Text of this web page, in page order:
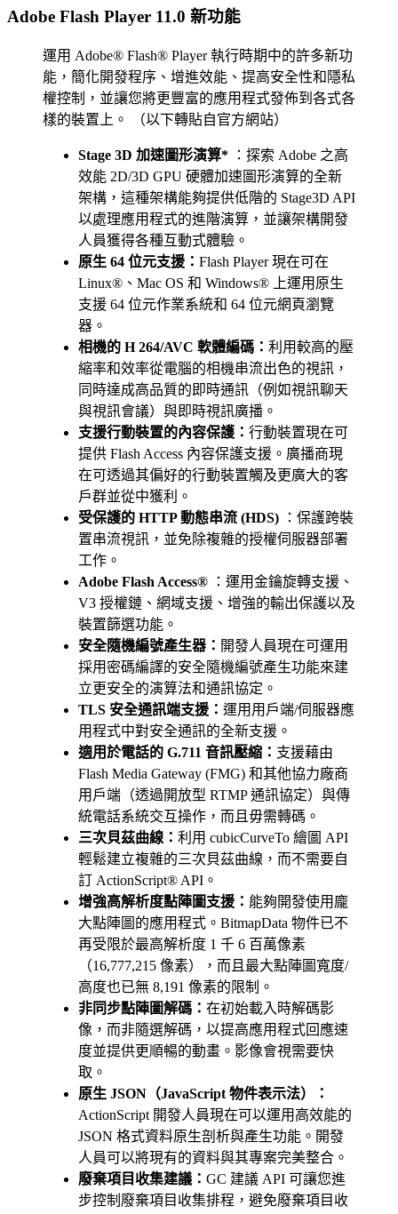
Adobe Flash Player 11.0 新功能
運用 Adobe® Flash® Player 執行時期中的許多新功
能，簡化開發程序、增進效能、提高安全性和隱私
權控制，並讓您將更豐富的應用程式發佈到各式各
樣的裝置上。 （以下轉貼自官方網站）
Stage 3D 加速圖形演算* ：探索 Adobe 之高
效能 2D/3D GPU 硬體加速圖形演算的全新
架構，這種架構能夠提供低階的 Stage3D API
以處理應用程式的進階演算，並讓架構開發
人員獲得各種互動式體驗。
原生 64 位元支援： Flash Player 現在可在
Linux®、Mac OS 和 Windows® 上運用原生
支援 64 位元作業系統和 64 位元網頁瀏覽
器。
相機的 H 264/AVC 軟體編碼： 利用較高的壓
縮率和效率從電腦的相機串流出色的視訊，
同時達成高品質的即時通訊（例如視訊聊天
與視訊會議）與即時視訊廣播。
支援行動裝置的內容保護： 行動裝置現在可
提供 Flash Access 內容保護支援。廣播商現
在可透過其偏好的行動裝置觸及更廣大的客
戶群並從中獲利。
受保護的 HTTP 動態串流 (HDS) ：保護跨裝
置串流視訊，並免除複雜的授權伺服器部署
工作。
Adobe Flash Access® ：運用金鑰旋轉支援、
V3 授權鏈、網域支援、增強的輸出保護以及
裝置篩選功能。
安全隨機編號產生器： 開發人員現在可運用
採用密碼編譯的安全隨機編號產生功能來建
立更安全的演算法和通訊協定。
TLS 安全通訊端支援： 運用用戶端/伺服器應
用程式中對安全通訊的全新支援。
適用於電話的 G.711 音訊壓縮： 支援藉由
Flash Media Gateway (FMG) 和其他協力廠商
用戶端（透過開放型 RTMP 通訊協定）與傳
統電話系統交互操作，而且毋需轉碼。
三次貝茲曲線： 利用 cubicCurveTo 繪圖 API
輕鬆建立複雜的三次貝茲曲線，而不需要自
訂 ActionScript® API。
增強高解析度點陣圖支援： 能夠開發使用龐
大點陣圖的應用程式。BitmapData 物件已不
再受限於最高解析度 1 千 6 百萬像素
（16,777,215 像素），而且最大點陣圖寬度/
高度也已無 8,191 像素的限制。
非同步點陣圖解碼： 在初始載入時解碼影
像，而非隨選解碼，以提高應用程式回應速
度並提供更順暢的動畫。影像會視需要快
取。
原生 JSON（JavaScript 物件表示法）：
ActionScript 開發人員現在可以運用高效能的
JSON 格式資料原生剖析與產生功能。開發
人員可以將現有的資料與其專案完美整合。
廢棄項目收集建議： GC 建議 API 可讓您進
步控制廢棄項目收集排程，避免廢棄項目收